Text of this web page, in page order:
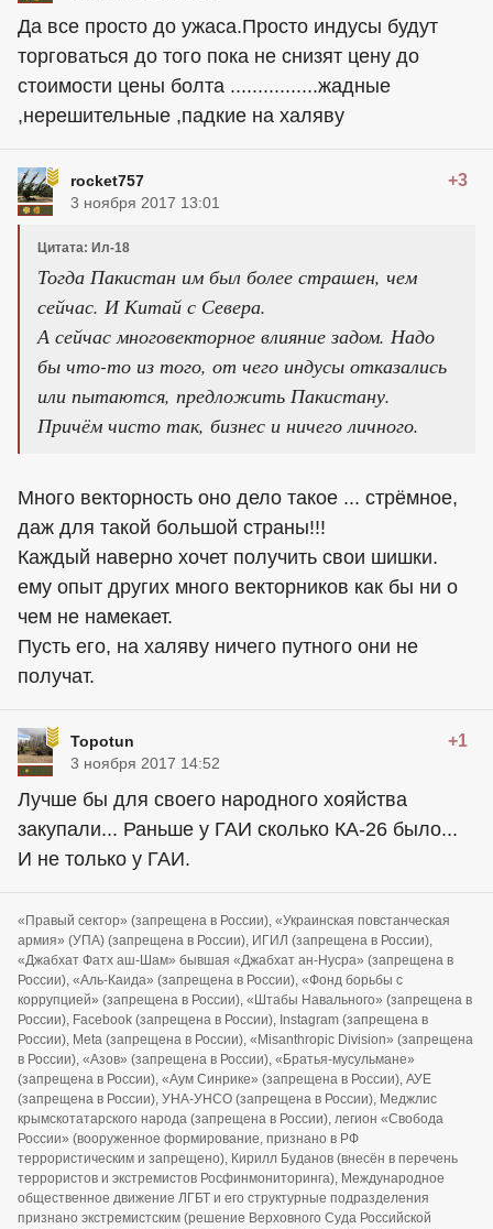
Да все просто до ужаса.Просто индусы будут
торговаться до того пока не снизят цену до
стоимости цены болта ................жадные
,нерешительные ,падкие на халяву
rocket757 +3
3 ноября 2017 13:01
Цитата: Ил-18
Тогда Пакистан им был более страшен, чем
сейчас. И Китай с Севера.
А сейчас многовекторное влияние задом. Надо
бы что-то из того, от чего индусы отказались
или пытаются, предложить Пакистану.
Причём чисто так, бизнес и ничего личного.
Много векторность оно дело такое ... стрёмное,
даж для такой большой страны!!!
Каждый наверно хочет получить свои шишки.
ему опыт других много векторников как бы ни о
чем не намекает.
Пусть его, на халяву ничего путного они не
получат.
Topotun +1
3 ноября 2017 14:52
Лучше бы для своего народного хояйства
закупали... Раньше у ГАИ сколько КА-26 было...
И не только у ГАИ.
«Правый сектор» (запрещена в России), «Украинская повстанческая
армия» (УПА) (запрещена в России), ИГИЛ (запрещена в России),
«Джабхат Фатх аш-Шам» бывшая «Джабхат ан-Нусра» (запрещена в
России), «Аль-Каида» (запрещена в России), «Фонд борьбы с
коррупцией» (запрещена в России), «Штабы Навального» (запрещена в
России), Facebook (запрещена в России), Instagram (запрещена в
России), Meta (запрещена в России), «Misanthropic Division» (запрещена
в России), «Азов» (запрещена в России), «Братья-мусульмане»
(запрещена в России), «Аум Синрике» (запрещена в России), АУЕ
(запрещена в России), УНА-УНСО (запрещена в России), Меджлис
крымскотатарского народа (запрещена в России), легион «Свобода
России» (вооруженное формирование, признано в РФ
террористическим и запрещено), Кирилл Буданов (внесён в перечень
террористов и экстремистов Росфинмониторинга), Международное
общественное движение ЛГБТ и его структурные подразделения
признано экстремистским (решение Верховного Суда Российской